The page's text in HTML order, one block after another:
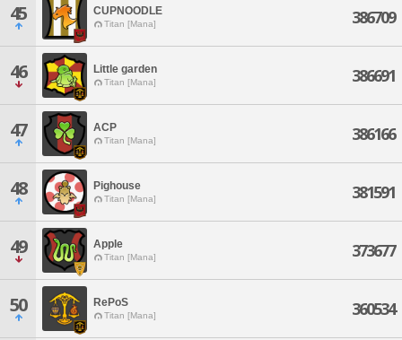
45 CUPNOODLE
Titan [Mana] 386709
46 Little garden
Titan [Mana] 386691
47 ACP
Titan [Mana] 386166
48 Pighouse
Titan [Mana] 381591
49 Apple
Titan [Mana] 373677
50 RePoS
Titan [Mana] 360534